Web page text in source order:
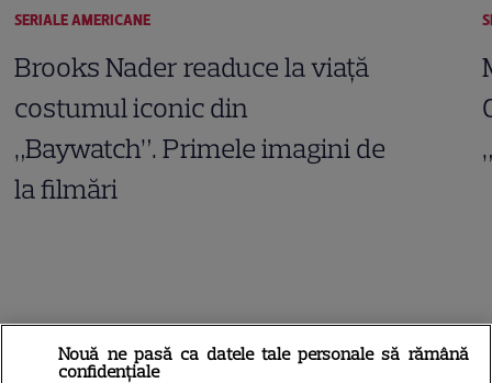
SERIALE AMERICANE
Brooks Nader readuce la viață
costumul iconic din
„Baywatch”. Primele imagini de
la filmări
ARTICOLE PARTENERI
Nouă ne pasă ca datele tale personale să rămână
confidențiale